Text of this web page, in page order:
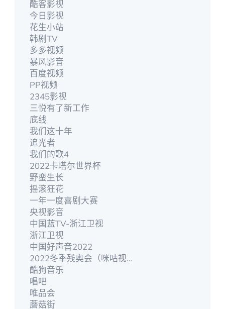
酷客影视
今日影视
花生小站
韩剧TV
多多视频
暴风影音
百度视频
PP视频
2345影视
三悦有了新工作
底线
我们这十年
追光者
我们的歌4
2022卡塔尔世界杯
野蛮生长
摇滚狂花
一年一度喜剧大赛
央视影音
中国蓝TV-浙江卫视
浙江卫视
中国好声音2022
2022冬季残奥会（咪咕视频）
酷狗音乐
唱吧
唯品会
蘑菇街